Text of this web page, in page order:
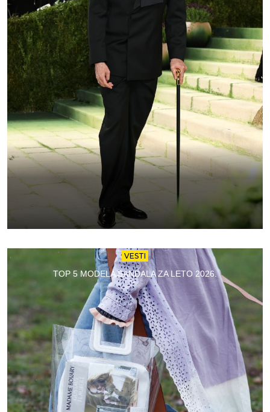
VESTI
TOP 5 MODELA SANDALA ZA LETO 2026.